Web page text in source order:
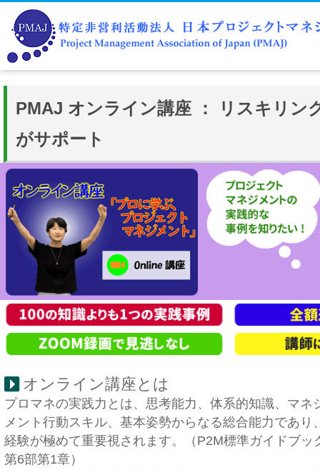
PMAJ オンライン講座 ： リスキリン
がサポート
オンライン講座とは
プロマネの実践力とは、思考能力、体系的知識、マネ
メント行動スキル、基本姿勢からなる総合能力であり
経験が極めて重要視されます。（P2M標準ガイドブッ
第6部第1章）